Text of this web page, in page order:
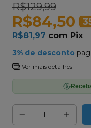
R$129,99
R$84,50
R$81,97 com Pix
3% de desconto
Ver mais detalhes